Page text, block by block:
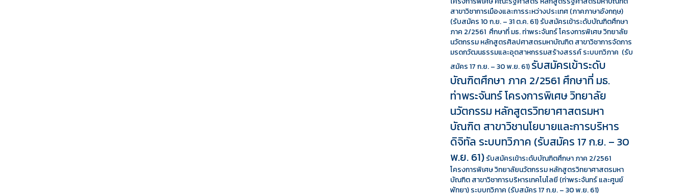
สาขาวิชาการเมืองและการระหว่างประเทศ (ภาคภาษาอังกฤษ)
(รับสมัคร 10 ก.ย. – 31 ต.ค. 61)รับสมัครเข้าระดับบัณฑิตศึกษา
ภาค 2/2561 ศึกษาที่ มธ. ท่าพระจันทร์ โครงการพิเศษ วิทยาลัย
นวัตกรรม หลักสูตรศิลปศาสตรมหาบัณฑิต สาขาวิชาการจัดการ
มรดกวัฒนธรรมและอุตสาหกรรมสร้างสรรค์ ระบบทวิภาค (รับ
สมัคร 17 ก.ย. – 30 พ.ย. 61)รับสมัครเข้าระดับ
บัณฑิตศึกษา ภาค 2/2561 ศึกษาที่ มธ.
ท่าพระจันทร์ โครงการพิเศษ วิทยาลัย
นวัตกรรม หลักสูตรวิทยาศาสตรมหา
บัณฑิต สาขาวิชานโยบายและการบริหาร
ดิจิทัล ระบบทวิภาค (รับสมัคร 17 ก.ย. – 30
พ.ย. 61)รับสมัครเข้าระดับบัณฑิตศึกษา ภาค 2/2561
โครงการพิเศษ วิทยาลัยนวัตกรรม หลักสูตรวิทยาศาสตรมหา
บัณฑิต สาขาวิชาการบริหารเทคโนโลยี (ท่าพระจันทร์ และศูนย์
พัทยา) ระบบทวิภาค (รับสมัคร 17 ก.ย. – 30 พ.ย. 61)